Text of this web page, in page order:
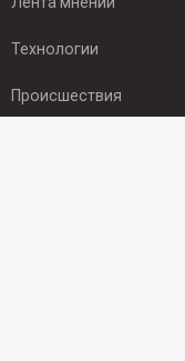
Технологии
Происшествия